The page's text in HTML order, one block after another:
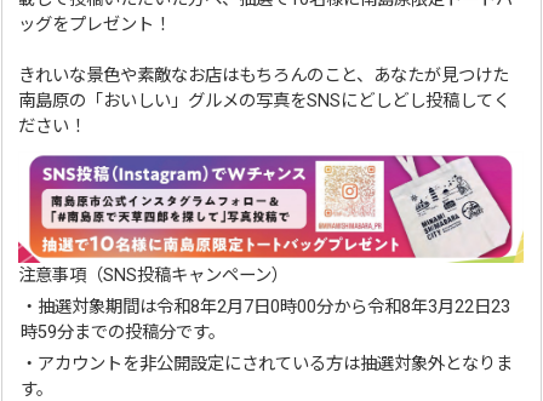
ッグをプレゼント！
きれいな景色や素敵なお店はもちろんのこと、あなたが見つけた
南島原の「おいしい」グルメの写真をSNSにどしどし投稿してく
ださい！
注意事項（SNS投稿キャンペーン）
・抽選対象期間は令和8年2月7日0時00分から令和8年3月22日23
時59分までの投稿分です。
・アカウントを非公開設定にされている方は抽選対象外となりま
す。